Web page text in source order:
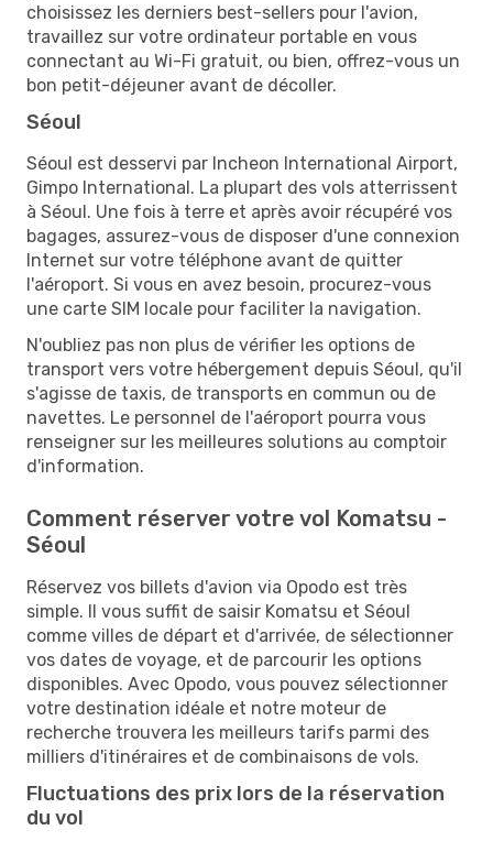
choisissez les derniers best-sellers pour l'avion,
travaillez sur votre ordinateur portable en vous
connectant au Wi-Fi gratuit, ou bien, offrez-vous un
bon petit-déjeuner avant de décoller.
Séoul
Séoul est desservi par Incheon International Airport,
Gimpo International. La plupart des vols atterrissent
à Séoul. Une fois à terre et après avoir récupéré vos
bagages, assurez-vous de disposer d'une connexion
Internet sur votre téléphone avant de quitter
l'aéroport. Si vous en avez besoin, procurez-vous
une carte SIM locale pour faciliter la navigation.
N'oubliez pas non plus de vérifier les options de
transport vers votre hébergement depuis Séoul, qu'il
s'agisse de taxis, de transports en commun ou de
navettes. Le personnel de l'aéroport pourra vous
renseigner sur les meilleures solutions au comptoir
d'information.
Comment réserver votre vol Komatsu -
Séoul
Réservez vos billets d'avion via Opodo est très
simple. Il vous suffit de saisir Komatsu et Séoul
comme villes de départ et d'arrivée, de sélectionner
vos dates de voyage, et de parcourir les options
disponibles. Avec Opodo, vous pouvez sélectionner
votre destination idéale et notre moteur de
recherche trouvera les meilleurs tarifs parmi des
milliers d'itinéraires et de combinaisons de vols.
Fluctuations des prix lors de la réservation
du vol